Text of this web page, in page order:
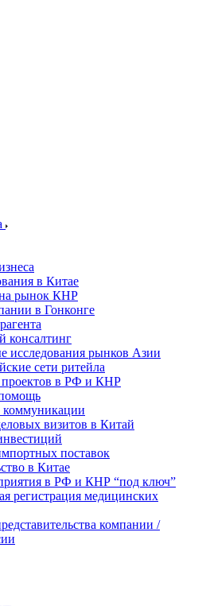
в Китае
рынок КНР
в Гонконге
консалтинг
исследования рынков Азии
сети ритейла
проектов в РФ и КНР
визитов в Китай
поставок
в Китае
в РФ и КНР “под ключ”
регистрация медицинских
компании /